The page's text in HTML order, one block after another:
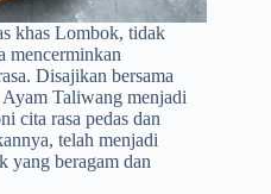
khas Lombok, tidak
mencerminkan
Disajikan bersama
Taliwang menjadi
cita rasa pedas dan
telah menjadi
yang beragam dan